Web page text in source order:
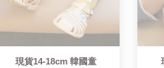
現貨14-18cm 韓國童